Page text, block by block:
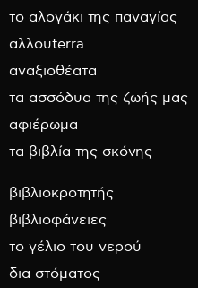
το αλογάκι της παναγίας
αλλουterra
αναξιοθέατα
τα ασσόδυα της ζωής μας
αφιέρωμα
τα βιβλία της σκόνης
βιβλιοκροτητής
βιβλιοφάνειες
το γέλιο του νερού
δια στόματος